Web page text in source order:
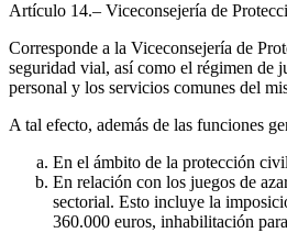
Artículo 14.– Viceconsejería de
Corresponde a la Viceconsejería de
seguridad vial, así como el régimen de
personal y los servicios comunes del
A tal efecto, además de las funciones
En el ámbito de la protección
En relación con los juegos de
sectorial. Esto incluye la
360.000 euros, inhabilitación